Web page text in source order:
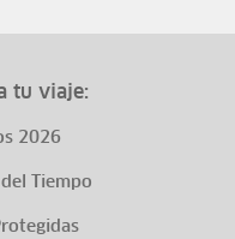
tu viaje:
2026
Tiempo